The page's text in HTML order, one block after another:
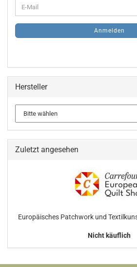
ZUR
ANMELDUNG
E-
Mail
Anmelden
Hersteller
Zuletzt angesehen
Europäisches Patchwork und
Nicht käuflich